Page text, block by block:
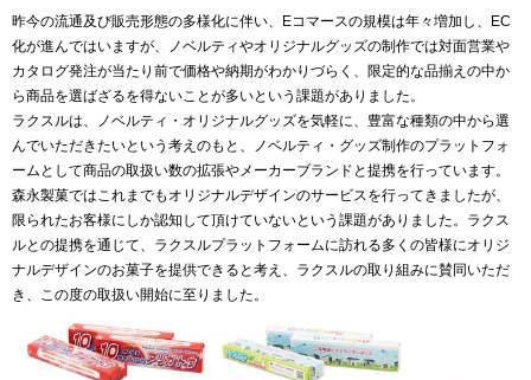
昨今の流通及び販売形態の多様化に伴い、Eコマースの規模は年々増加し、EC
化が進んではいますが、ノベルティやオリジナルグッズの制作では対面営業や
カタログ発注が当たり前で価格や納期がわかりづらく、限定的な品揃えの中か
ら商品を選ばざるを得ないことが多いという課題がありました。
ラクスルは、ノベルティ・オリジナルグッズを気軽に、豊富な種類の中から選
んでいただきたいという考えのもと、ノベルティ・グッズ制作のプラットフォ
ームとして商品の取扱い数の拡張やメーカーブランドと提携を行っています。
森永製菓ではこれまでもオリジナルデザインのサービスを行ってきましたが、
限られたお客様にしか認知して頂けていないという課題がありました。ラクス
ルとの提携を通じて、ラクスルプラットフォームに訪れる多くの皆様にオリジ
ナルデザインのお菓子を提供できると考え、ラクスルの取り組みに賛同いただ
き、この度の取扱い開始に至りました。